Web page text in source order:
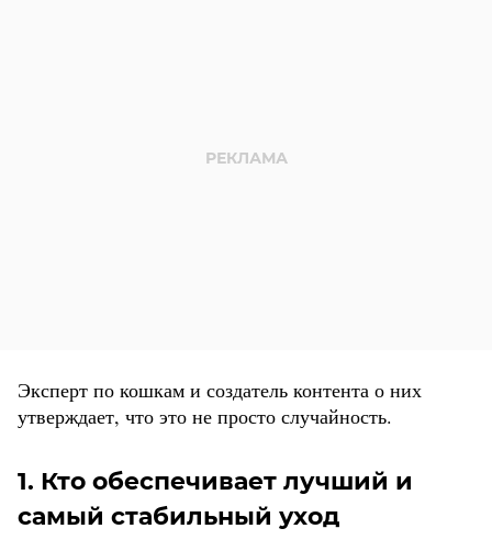
Эксперт по кошкам и создатель контента о них
утверждает, что это не просто случайность.
1. Кто обеспечивает лучший и
самый стабильный уход